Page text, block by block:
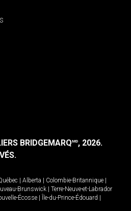
BRIDGEMARQMD, 2026.
Alberta Colombie-Britannique
Brunswick
Terre-Neuve-et-Labrador
Écosse Île-du-Prince-Édouard